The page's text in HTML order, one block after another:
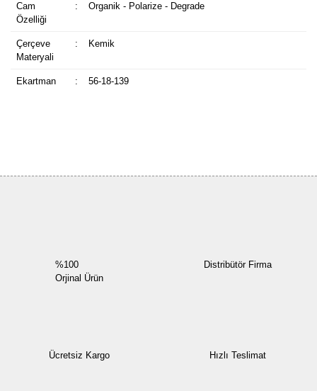
Cam
Özelliği
: Organik - Polarize - Degrade
Çerçeve
Materyali
: Kemik
Ekartman : 56-18-139
%100
Orjinal Ürün
Distribütör Firma
Ücretsiz Kargo Hızlı Teslimat